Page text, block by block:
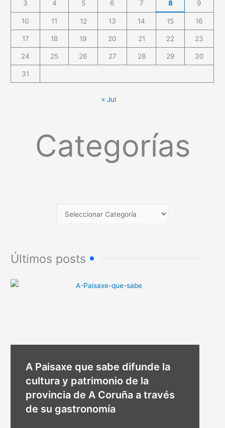
3 4 5 6 7 8 9
10 11 12 13 14 15 16
17 18 19 20 21 22 23
24 25 26 27 28 29 30
31
« Jul
Categorías
Últimos posts
A Paisaxe que sabe difunde la
cultura y patrimonio de la
provincia de A Coruña a través
de su gastronomía